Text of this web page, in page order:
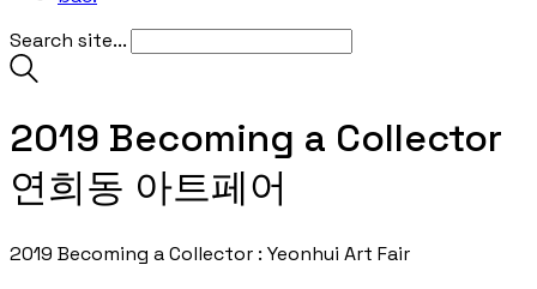
Search site...
2019 Becoming a Collector
연희동 아트페어
2019 Becoming a Collector : Yeonhui Art Fair